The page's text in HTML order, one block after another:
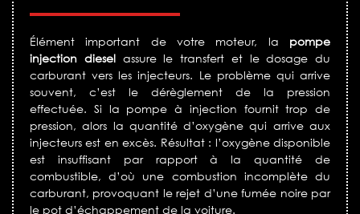
Élément important de votre moteur, la pompe
injection dieselassure le transfert et le dosage du
carburant vers les injecteurs. Le problème qui arrive
souvent, c’est le dérèglement de la pression
effectuée. Si la pompe à injection fournit trop de
pression, alors la quantité d’oxygène qui arrive aux
injecteurs est en excès. Résultat : l’oxygène disponible
est insuffisant par rapport à la quantité de
combustible, d’où une combustion incomplète du
carburant, provoquant le rejet d’une fumée noire par
le pot d’échappement de la voiture.